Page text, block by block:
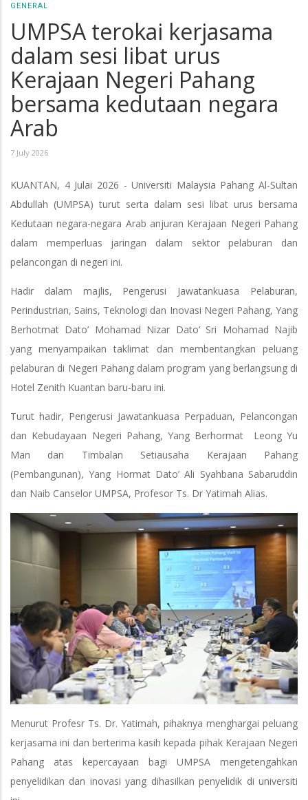
GENERAL
UMPSA terokai kerjasama
dalam sesi libat urus
Kerajaan Negeri Pahang
bersama kedutaan negara
Arab
7 July 2026
KUANTAN, 4 Julai 2026 - Universiti Malaysia Pahang Al-Sultan
Abdullah (UMPSA) turut serta dalam sesi libat urus bersama
Kedutaan negara-negara Arab anjuran Kerajaan Negeri Pahang
dalam memperluas jaringan dalam sektor pelaburan dan
pelancongan di negeri ini.
Hadir dalam majlis, Pengerusi Jawatankuasa Pelaburan,
Perindustrian, Sains, Teknologi dan Inovasi Negeri Pahang, Yang
Berhotmat Dato’ Mohamad Nizar Dato’ Sri Mohamad Najib
yang menyampaikan taklimat dan membentangkan peluang
pelaburan di Negeri Pahang dalam program yang berlangsung di
Hotel Zenith Kuantan baru-baru ini.
Turut hadir, Pengerusi Jawatankuasa Perpaduan, Pelancongan
dan Kebudayaan Negeri Pahang, Yang Berhormat Leong Yu
Man dan Timbalan Setiausaha Kerajaan Pahang
(Pembangunan), Yang Hormat Dato’ Ali Syahbana Sabaruddin
dan Naib Canselor UMPSA, Profesor Ts. Dr Yatimah Alias.
Menurut Profesr Ts. Dr. Yatimah, pihaknya menghargai peluang
kerjasama ini dan berterima kasih kepada pihak Kerajaan Negeri
Pahang atas kepercayaan bagi UMPSA mengetengahkan
penyelidikan dan inovasi yang dihasilkan penyelidik di universiti